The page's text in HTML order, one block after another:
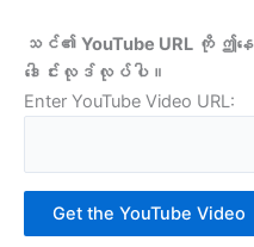
သင်၏ YouTube URL ကို ဤ
ဒေါင်းလုဒ်လုပ်ပါ။
Enter YouTube Video URL:
Get the YouTube Video